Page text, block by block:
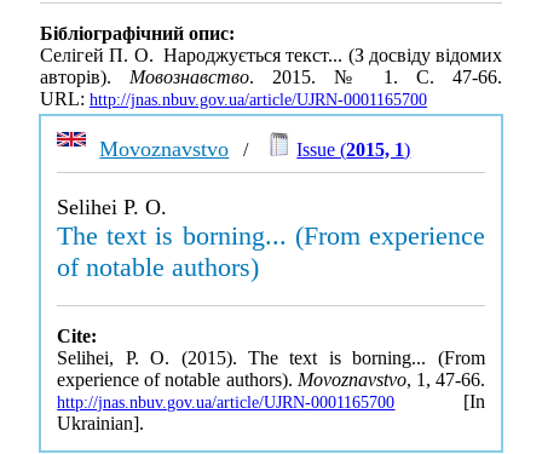
Бібліографічний опис:
Селігей П. О. Народжується текст... (З досвіду відомих
авторів). Мовознавство. 2015. № 1. С. 47-66.
URL: http://jnas.nbuv.gov.ua/article/UJRN-0001165700
Movoznavstvo / Issue (2015, 1)
Selihei P. O.
The text is borning... (From experience
of notable authors)
Cite:
Selihei, P. O. (2015). The text is borning... (From
experience of notable authors). Movoznavstvo, 1, 47-66.
http://jnas.nbuv.gov.ua/article/UJRN-0001165700 [In
Ukrainian].